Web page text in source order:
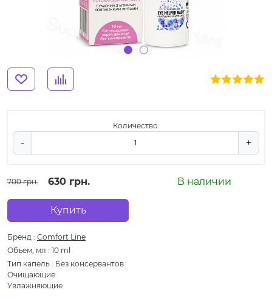
Количество:
- +
700 грн. 630 грн. В наличии
Купить
Бренд : Comfort Line
Объем, мл : 10 ml
Тип капель : Без консервантов
Очищающие
Увлажняющие